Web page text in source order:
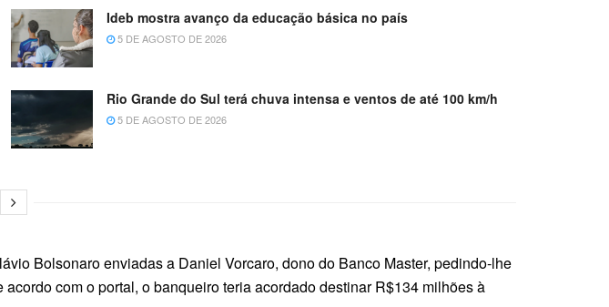
Ideb mostra avanço da educação básica no país
5 DE AGOSTO DE 2026
Rio Grande do Sul terá chuva intensa e ventos de até 100 km/h
5 DE AGOSTO DE 2026
Bolsonaro enviadas a Daniel Vorcaro, dono do Banco Master, pedindo-lhe
com o portal, o banqueiro teria acordado destinar R$134 milhões à